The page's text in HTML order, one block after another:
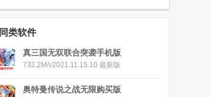
同类软件
真三国无双联合突袭手机版
732.2M/v2021.11.15.10 最新版
奥特曼传说之战无限购买版